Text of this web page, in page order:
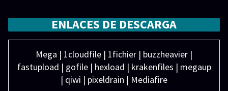
ENLACES DE DESCARGA
Mega | 1cloudfile | 1fichier | buzzheavier |
fastupload | gofile | hexload | krakenfiles | megaup
| qiwi | pixeldrain | Mediafire